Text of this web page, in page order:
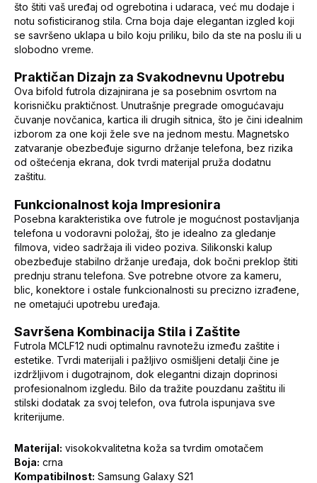
što štiti vaš uređaj od ogrebotina i udaraca, već mu dodaje i
notu sofisticiranog stila. Crna boja daje elegantan izgled koji
se savršeno uklapa u bilo koju priliku, bilo da ste na poslu ili u
slobodno vreme.
Praktičan Dizajn za Svakodnevnu Upotrebu
Ova bifold futrola dizajnirana je sa posebnim osvrtom na
korisničku praktičnost. Unutrašnje pregrade omogućavaju
čuvanje novčanica, kartica ili drugih sitnica, što je čini idealnim
izborom za one koji žele sve na jednom mestu. Magnetsko
zatvaranje obezbeđuje sigurno držanje telefona, bez rizika
od oštećenja ekrana, dok tvrdi materijal pruža dodatnu
zaštitu.
Funkcionalnost koja Impresionira
Posebna karakteristika ove futrole je mogućnost postavljanja
telefona u vodoravni položaj, što je idealno za gledanje
filmova, video sadržaja ili video poziva. Silikonski kalup
obezbeđuje stabilno držanje uređaja, dok bočni preklop štiti
prednju stranu telefona. Sve potrebne otvore za kameru,
blic, konektore i ostale funkcionalnosti su precizno izrađene,
ne ometajući upotrebu uređaja.
Savršena Kombinacija Stila i Zaštite
Futrola MCLF12 nudi optimalnu ravnotežu između zaštite i
estetike. Tvrdi materijali i pažljivo osmišljeni detalji čine je
izdržljivom i dugotrajnom, dok elegantni dizajn doprinosi
profesionalnom izgledu. Bilo da tražite pouzdanu zaštitu ili
stilski dodatak za svoj telefon, ova futrola ispunjava sve
kriterijume.
Materijal: visokokvalitetna koža sa tvrdim omotačem
Boja: crna
Kompatibilnost: Samsung Galaxy S21